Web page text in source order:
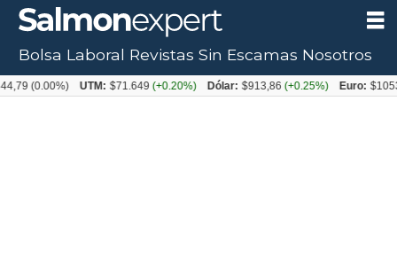
Bolsa Laboral Revistas Sin Escamas Nosotros
UTM: $71.649(+0.20%) Dólar: $913,86(+0.25%) Euro: $1053,08(-